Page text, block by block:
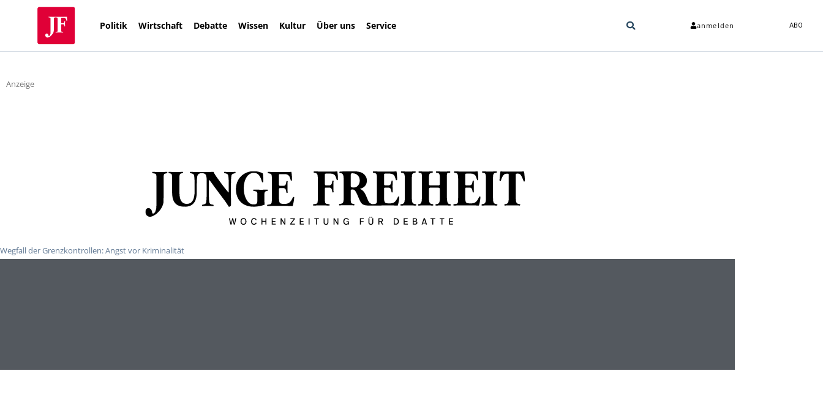
Politik Wirtschaft Debatte Wissen Kultur Über uns Service anmelden ABO
Anzeige
Wegfall der Grenzkontrollen: Angst vor Kriminalität